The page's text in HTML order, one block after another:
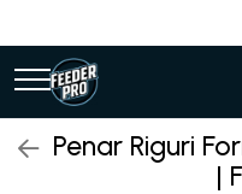
Penar Riguri
|